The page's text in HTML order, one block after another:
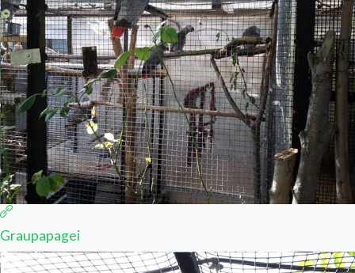
Graupapagei